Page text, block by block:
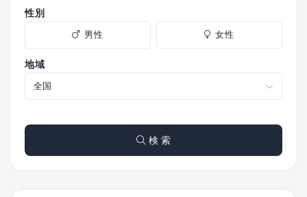
性別
男性 女性
地域
検 索